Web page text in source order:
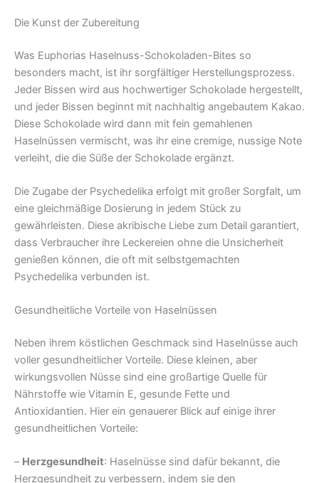
Die Kunst der Zubereitung
Was Euphorias Haselnuss-Schokoladen-Bites so
besonders macht, ist ihr sorgfältiger Herstellungsprozess.
Jeder Bissen wird aus hochwertiger Schokolade hergestellt,
und jeder Bissen beginnt mit nachhaltig angebautem Kakao.
Diese Schokolade wird dann mit fein gemahlenen
Haselnüssen vermischt, was ihr eine cremige, nussige Note
verleiht, die die Süße der Schokolade ergänzt.
Die Zugabe der Psychedelika erfolgt mit großer Sorgfalt, um
eine gleichmäßige Dosierung in jedem Stück zu
gewährleisten. Diese akribische Liebe zum Detail garantiert,
dass Verbraucher ihre Leckereien ohne die Unsicherheit
genießen können, die oft mit selbstgemachten
Psychedelika verbunden ist.
Gesundheitliche Vorteile von Haselnüssen
Neben ihrem köstlichen Geschmack sind Haselnüsse auch
voller gesundheitlicher Vorteile. Diese kleinen, aber
wirkungsvollen Nüsse sind eine großartige Quelle für
Nährstoffe wie Vitamin E, gesunde Fette und
Antioxidantien. Hier ein genauerer Blick auf einige ihrer
gesundheitlichen Vorteile:
– Herzgesundheit: Haselnüsse sind dafür bekannt, die
Herzgesundheit zu verbessern, indem sie den